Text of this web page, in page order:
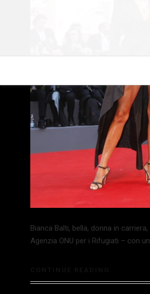
Bianca Balti, bella, donna in
Agenzia ONU per i Rifugiati – con